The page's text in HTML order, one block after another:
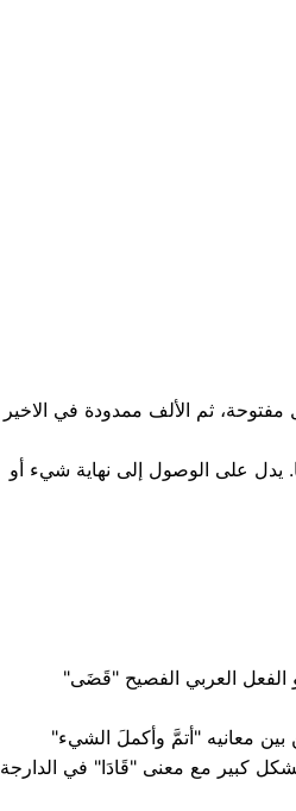
مفتوحة، ثم الألف ممدودة في الاخير
يدل على الوصول إلى نهاية شيء أو
الفعل العربي الفصيح "قَضَى"
معانيه "أتمَّ وأكملَ الشيء"
كبير مع معنى "قَادَا" في الدارجة